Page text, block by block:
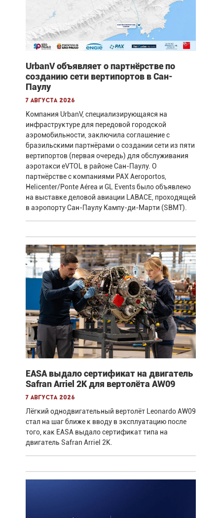
UrbanV объявляет о партнёрстве по
созданию сети вертипортов в Сан-
Паулу
7 августа 2026
Компания UrbanV, специализирующаяся на
инфраструктуре для передовой городской
аэромобильности, заключила соглашение с
бразильскими партнёрами о создании сети из пяти
вертипортов (первая очередь) для обслуживания
аэротакси eVTOL в районе Сан-Паулу. О
партнёрстве с компаниями PAX Aeroportos,
Helicenter/Ponte Aérea и GL Events было объявлено
на выставке деловой авиации LABACE, проходящей
в аэропорту Сан-Паулу Кампу-ди-Марти (SBMT).
EASA выдало сертификат на двигатель
Safran Arriel 2K для вертолёта AW09
7 августа 2026
Лёгкий однодвигательный вертолёт Leonardo AW09
стал на шаг ближе к вводу в эксплуатацию после
того, как EASA выдало сертификат типа на
двигатель Safran Arriel 2K.